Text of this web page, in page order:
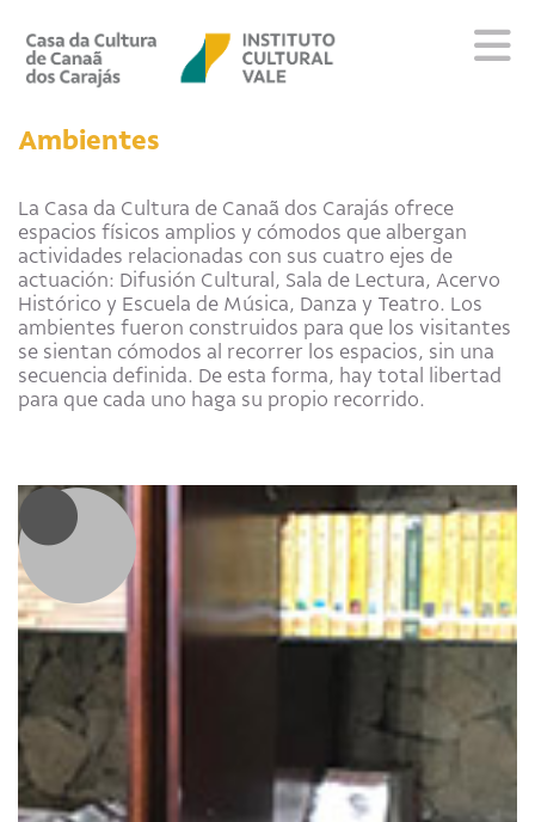
Programação
Educativo
Escola
Fale conosco
PT
Ambientes
La Casa da Cultura de Canaã dos Carajás ofrece
espacios físicos amplios y cómodos que albergan
actividades relacionadas con sus cuatro ejes de
actuación: Difusión Cultural, Sala de Lectura, Acervo
Histórico y Escuela de Música, Danza y Teatro. Los
ambientes fueron construidos para que los visitantes
se sientan cómodos al recorrer los espacios, sin una
secuencia definida. De esta forma, hay total libertad
para que cada uno haga su propio recorrido.